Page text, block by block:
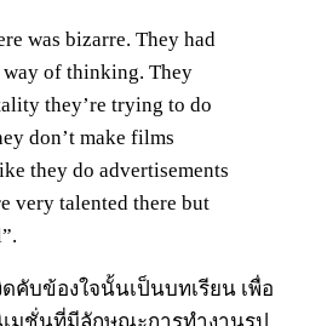
was bizarre. They had
of thinking. They
they’re trying to do
don’t make films
they do advertisements
very talented there but
คับข้องใจนั้นเป็นบทเรียน เพื่อ